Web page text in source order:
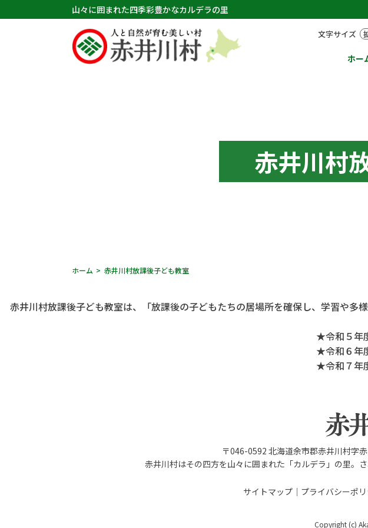
山々に囲まれた四季彩豊かなカルデラの里
ホー
文字サイズ
赤井川村
ホーム 赤井川村放課後子ども教室
赤井川村放課後子ども教室は、「放課後の子どもたちの居場所を確保し、学習や多
★令和５年
★令和６年
★令和７年
〒046-0592 北海道余市郡赤井川村
赤井川村はその四方を山々に囲まれた「カルデラ」の里。
サイトマップ プライバシーポ
Copyright (c)